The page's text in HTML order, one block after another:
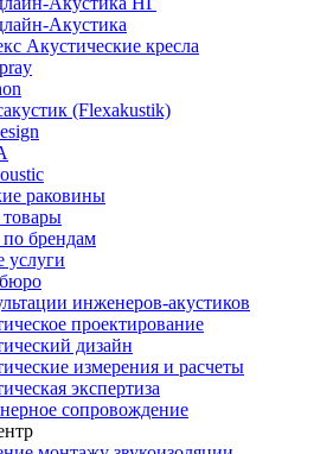
Акустика
Акустические кресла
(Flexakustik)
раковины
брендам
инженеров-акустиков
проектирование
дизайн
измерения и расчеты
экспертиза
сопровождение